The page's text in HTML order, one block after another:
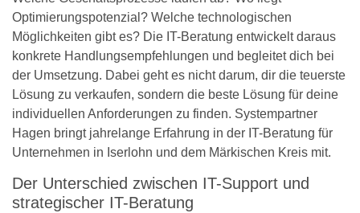
Optimierungspotenzial? Welche technologischen
Möglichkeiten gibt es? Die IT-Beratung entwickelt daraus
konkrete Handlungsempfehlungen und begleitet dich bei
der Umsetzung. Dabei geht es nicht darum, dir die teuerste
Lösung zu verkaufen, sondern die beste Lösung für deine
individuellen Anforderungen zu finden. Systempartner
Hagen bringt jahrelange Erfahrung in der IT-Beratung für
Unternehmen in Iserlohn und dem Märkischen Kreis mit.
Der Unterschied zwischen IT-Support und
strategischer IT-Beratung